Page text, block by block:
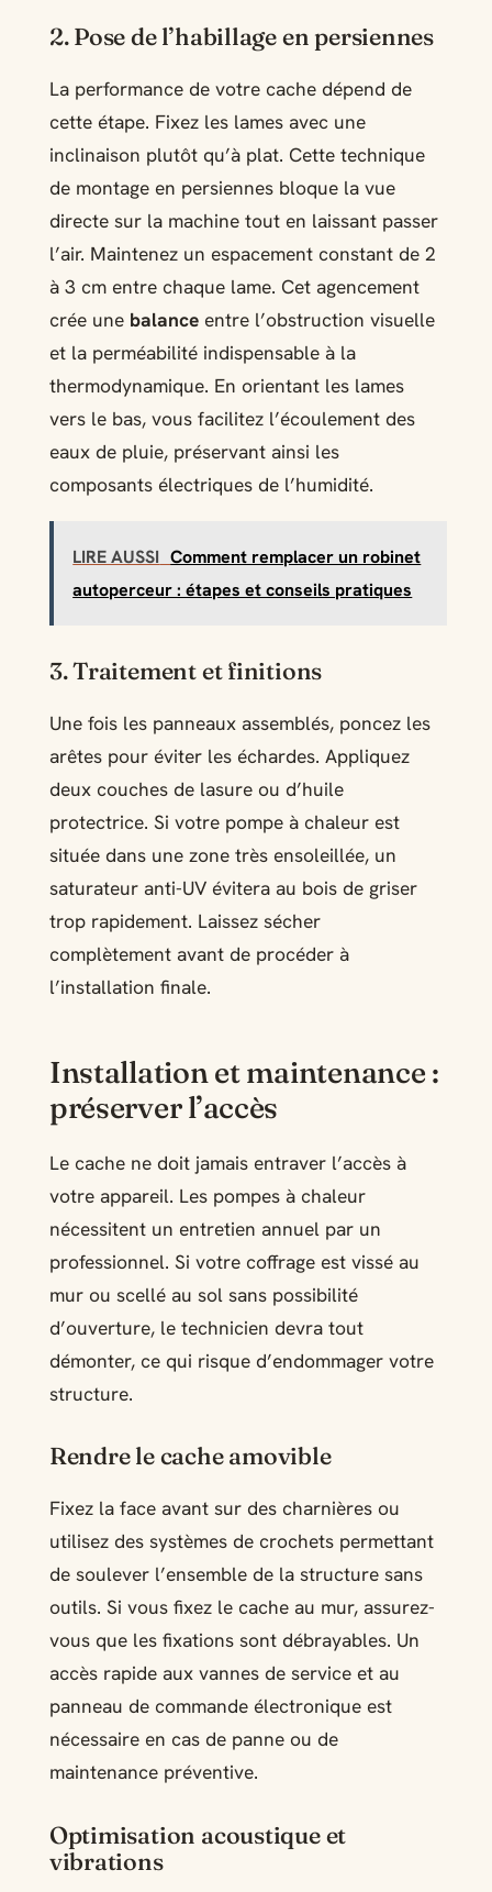
2. Pose de l’habillage en persiennes
La performance de votre cache dépend de
cette étape. Fixez les lames avec une
inclinaison plutôt qu’à plat. Cette technique
de montage en persiennes bloque la vue
directe sur la machine tout en laissant passer
l’air. Maintenez un espacement constant de 2
à 3 cm entre chaque lame. Cet agencement
crée une balanceentre l’obstruction visuelle
et la perméabilité indispensable à la
thermodynamique. En orientant les lames
vers le bas, vous facilitez l’écoulement des
eaux de pluie, préservant ainsi les
composants électriques de l’humidité.
LIRE AUSSI Comment remplacer un robinet
autoperceur : étapes et conseils pratiques
3. Traitement et finitions
Une fois les panneaux assemblés, poncez les
arêtes pour éviter les échardes. Appliquez
deux couches de lasure ou d’huile
protectrice. Si votre pompe à chaleur est
située dans une zone très ensoleillée, un
saturateur anti-UV évitera au bois de griser
trop rapidement. Laissez sécher
complètement avant de procéder à
l’installation finale.
Installation et maintenance :
préserver l’accès
Le cache ne doit jamais entraver l’accès à
votre appareil. Les pompes à chaleur
nécessitent un entretien annuel par un
professionnel. Si votre coffrage est vissé au
mur ou scellé au sol sans possibilité
d’ouverture, le technicien devra tout
démonter, ce qui risque d’endommager votre
structure.
Rendre le cache amovible
Fixez la face avant sur des charnières ou
utilisez des systèmes de crochets permettant
de soulever l’ensemble de la structure sans
outils. Si vous fixez le cache au mur, assurez-
vous que les fixations sont débrayables. Un
accès rapide aux vannes de service et au
panneau de commande électronique est
nécessaire en cas de panne ou de
maintenance préventive.
Optimisation acoustique et
vibrations